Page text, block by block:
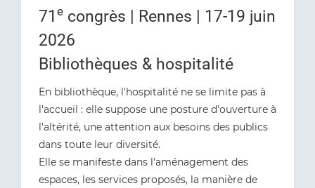
71 e congrès | Rennes | 17-19 juin
2026
Bibliothèques & hospitalité
En bibliothèque, l'hospitalité ne se limite pas à
l'accueil : elle suppose une posture d'ouverture à
l'altérité, une attention aux besoins des publics
dans toute leur diversité.
Elle se manifeste dans l'aménagement des
espaces, les services proposés, la manière de